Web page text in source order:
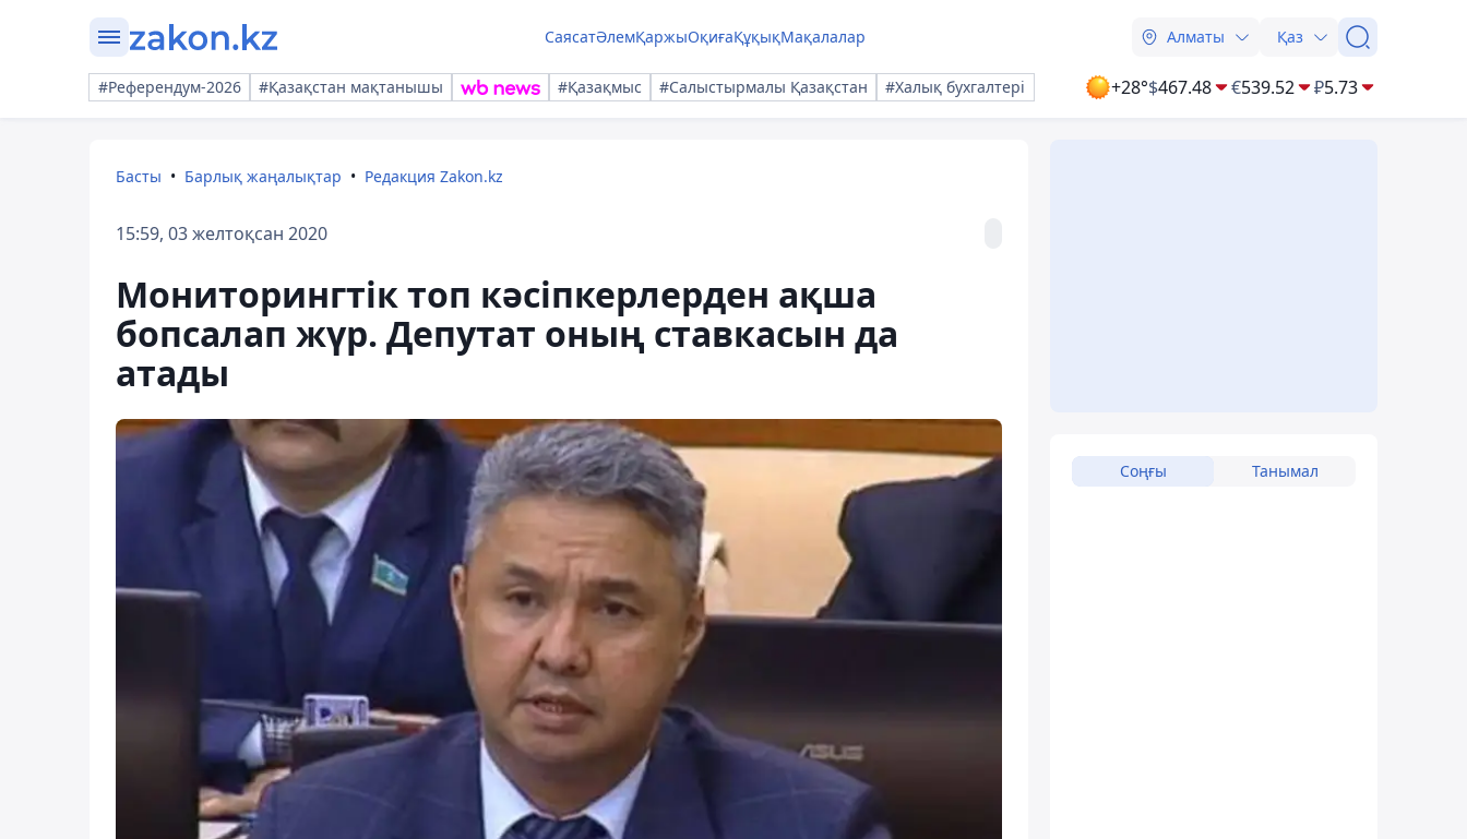
СаясатӘлемҚаржыОқиғаҚұқықМақалалар Алматы Қаз
#Референдум-2026 #Қазақстан мақтанышы #Қазақмыс #Салыстырмалы Қазақстан #Халық бухгалтері +28°$467.48 €539.52 ₽5.73
Басты Барлық жаңалықтар Редакция Zakon.kz
15:59, 03 желтоқсан 2020
Мониторингтік топ кәсіпкерлерден ақша
бопсалап жүр. Депутат оның ставкасын да
атады
Соңғы Танымал